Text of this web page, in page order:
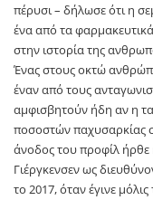
πέρυσι – δήλωσε ότι η
ένα από τα
στην ιστορία της
Ένας στους οκτώ
έναν από τους
αμφισβητούν ήδη αν η
ποσοστών παχυσαρκίας
άνοδος του προφίλ ήρθε
Γιέργκενσεν ως
το 2017, όταν έγινε